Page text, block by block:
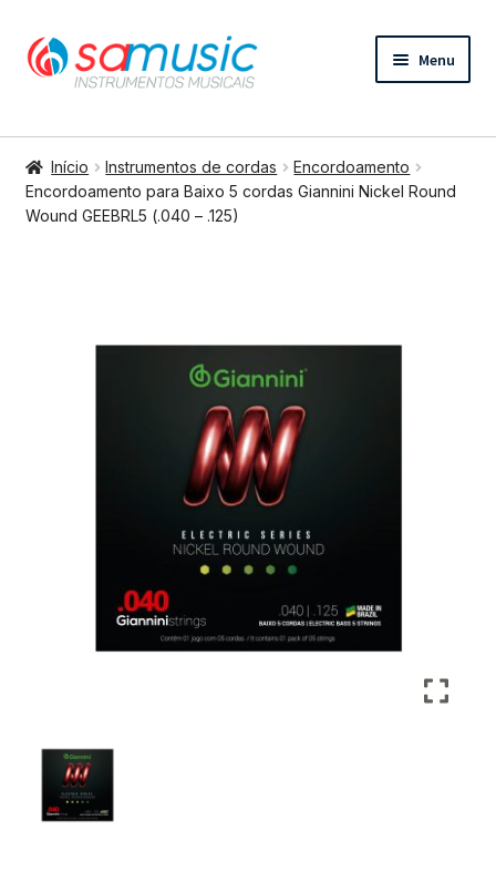
Pular
para
Pular
para
conteúdo
Menu
Instrumentos de cordas
Bateria e percussão
Início Instrumentos de cordas
Encordoamento
Encordoamento para Baixo 5 cordas Giannini Nickel Round
Wound GEEBRL5 (.040 – .125)